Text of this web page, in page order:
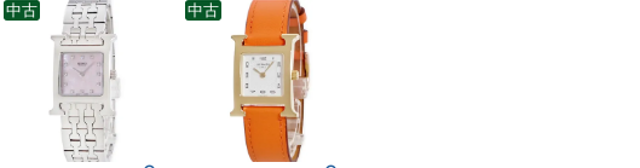
中古 中古